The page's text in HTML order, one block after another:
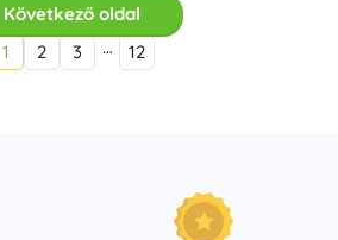
Következő oldal
1
2 3 … 12